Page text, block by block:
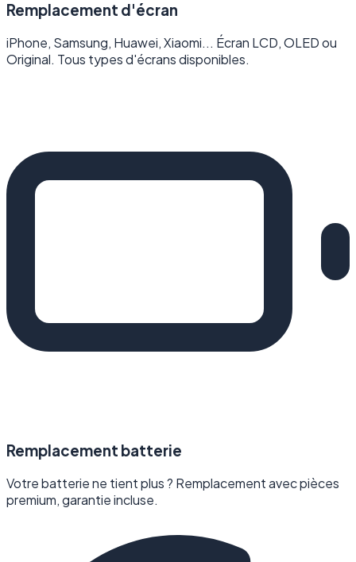
Remplacement d'écran
iPhone, Samsung, Huawei, Xiaomi... Écran LCD, OLED ou
Original. Tous types d'écrans disponibles.
Remplacement batterie
Votre batterie ne tient plus ? Remplacement avec pièces
premium, garantie incluse.